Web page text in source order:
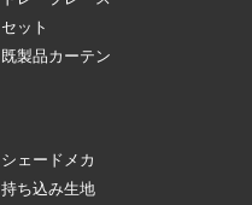
セット
既製品カーテン
シェードメカ
持ち込み生地